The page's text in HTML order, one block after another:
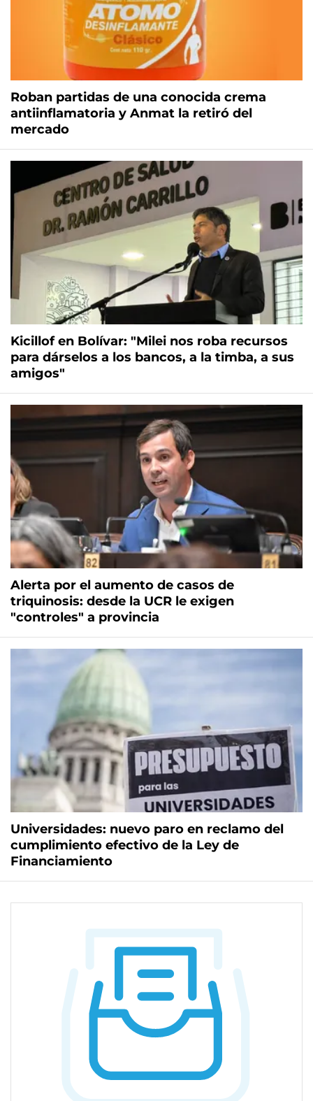
Roban partidas de una conocida crema
antiinflamatoria y Anmat la retiró del
mercado
Kicillof en Bolívar: "Milei nos roba recursos
para dárselos a los bancos, a la timba, a sus
amigos"
Alerta por el aumento de casos de
triquinosis: desde la UCR le exigen
"controles" a provincia
Universidades: nuevo paro en reclamo del
cumplimiento efectivo de la Ley de
Financiamiento